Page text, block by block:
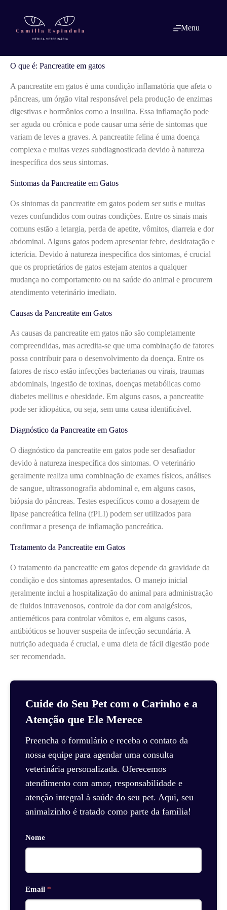
conteúdo
Menu
O que é: Pancreatite em gatos
O que é: Pancreatite em gatos
A pancreatite em gatos é uma condição inflamatória que afeta o
pâncreas, um órgão vital responsável pela produção de enzimas
digestivas e hormônios como a insulina. Essa inflamação pode
ser aguda ou crônica e pode causar uma série de sintomas que
variam de leves a graves. A pancreatite felina é uma doença
complexa e muitas vezes subdiagnosticada devido à natureza
inespecífica dos seus sintomas.
Sintomas da Pancreatite em Gatos
Os sintomas da pancreatite em gatos podem ser sutis e muitas
vezes confundidos com outras condições. Entre os sinais mais
comuns estão a letargia, perda de apetite, vômitos, diarreia e dor
abdominal. Alguns gatos podem apresentar febre, desidratação e
icterícia. Devido à natureza inespecífica dos sintomas, é crucial
que os proprietários de gatos estejam atentos a qualquer
mudança no comportamento ou na saúde do animal e procurem
atendimento veterinário imediato.
Causas da Pancreatite em Gatos
As causas da pancreatite em gatos não são completamente
compreendidas, mas acredita-se que uma combinação de fatores
possa contribuir para o desenvolvimento da doença. Entre os
fatores de risco estão infecções bacterianas ou virais, traumas
abdominais, ingestão de toxinas, doenças metabólicas como
diabetes mellitus e obesidade. Em alguns casos, a pancreatite
pode ser idiopática, ou seja, sem uma causa identificável.
Diagnóstico da Pancreatite em Gatos
O diagnóstico da pancreatite em gatos pode ser desafiador
devido à natureza inespecífica dos sintomas. O veterinário
geralmente realiza uma combinação de exames físicos, análises
de sangue, ultrassonografia abdominal e, em alguns casos,
biópsia do pâncreas. Testes específicos como a dosagem de
lipase pancreática felina (fPLI) podem ser utilizados para
confirmar a presença de inflamação pancreática.
Tratamento da Pancreatite em Gatos
O tratamento da pancreatite em gatos depende da gravidade da
condição e dos sintomas apresentados. O manejo inicial
geralmente inclui a hospitalização do animal para administração
de fluidos intravenosos, controle da dor com analgésicos,
antieméticos para controlar vômitos e, em alguns casos,
antibióticos se houver suspeita de infecção secundária. A
nutrição adequada é crucial, e uma dieta de fácil digestão pode
ser recomendada.
Cuide do Seu Pet com o Carinho e a
Atenção que Ele Merece
Preencha o formulário e receba o contato da
nossa equipe para agendar uma consulta
veterinária personalizada. Oferecemos
atendimento com amor, responsabilidade e
atenção integral à saúde do seu pet. Aqui, seu
animalzinho é tratado como parte da família!
Nome
Email *